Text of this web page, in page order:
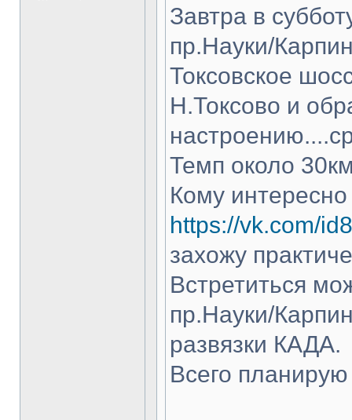
Завтра в
пр.Науки/
Токсовское
Н.Токсово и
Темп около
Кому
https://vk.com/
захожу
Встретиться
пр.Науки/
развязки КАДА.
Всего